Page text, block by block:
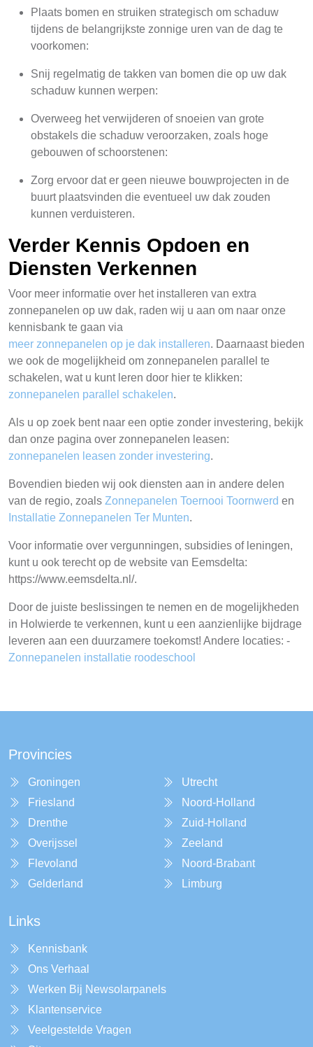
Plaats bomen en struiken strategisch om schaduw
tijdens de belangrijkste zonnige uren van de dag te
voorkomen:
Snij regelmatig de takken van bomen die op uw dak
schaduw kunnen werpen:
Overweeg het verwijderen of snoeien van grote
obstakels die schaduw veroorzaken, zoals hoge
gebouwen of schoorstenen:
Zorg ervoor dat er geen nieuwe bouwprojecten in de
buurt plaatsvinden die eventueel uw dak zouden
kunnen verduisteren.
Verder Kennis Opdoen en
Diensten Verkennen
Voor meer informatie over het installeren van extra
zonnepanelen op uw dak, raden wij u aan om naar onze
kennisbank te gaan via
meer zonnepanelen op je dak installeren. Daarnaast bieden
we ook de mogelijkheid om zonnepanelen parallel te
schakelen, wat u kunt leren door hier te klikken:
zonnepanelen parallel schakelen.
Als u op zoek bent naar een optie zonder investering, bekijk
dan onze pagina over zonnepanelen leasen:
zonnepanelen leasen zonder investering.
Bovendien bieden wij ook diensten aan in andere delen
van de regio, zoals Zonnepanelen Toernooi Toornwerd en
Installatie Zonnepanelen Ter Munten.
Voor informatie over vergunningen, subsidies of leningen,
kunt u ook terecht op de website van Eemsdelta:
https://www.eemsdelta.nl/.
Door de juiste beslissingen te nemen en de mogelijkheden
in Holwierde te verkennen, kunt u een aanzienlijke bijdrage
leveren aan een duurzamere toekomst! Andere locaties: -
Zonnepanelen installatie roodeschool
Provincies
Groningen
Friesland
Drenthe
Overijssel
Flevoland
Gelderland
Utrecht
Noord-Holland
Zuid-Holland
Zeeland
Noord-Brabant
Limburg
Links
Kennisbank
Ons Verhaal
Werken Bij Newsolarpanels
Klantenservice
Veelgestelde Vragen